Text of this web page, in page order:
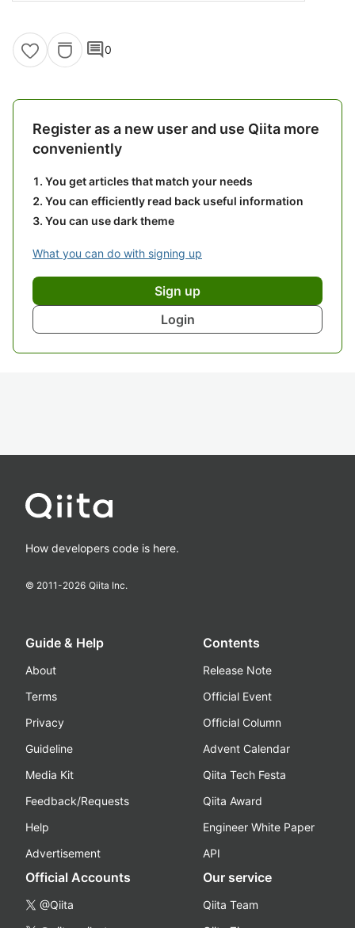
comment0
Register as a new user and use Qiita more
conveniently
You get articles that match your needs
You can efficiently read back useful information
You can use dark theme
What you can do with signing up
Sign up
Login
How developers code is here.
© 2011-2026 Qiita Inc.
Guide & Help
About
Terms
Privacy
Guideline
Media Kit
Feedback/Requests
Help
Advertisement
Contents
Release Note
Official Event
Official Column
Advent Calendar
Qiita Tech Festa
Qiita Award
Engineer White Paper
API
Official Accounts
@Qiita
Our service
Qiita Team